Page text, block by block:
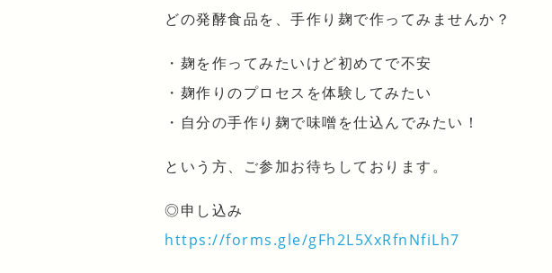
どの発酵食品を、手作り麹で作ってみませんか？
・麹を作ってみたいけど初めてで不安
・麹作りのプロセスを体験してみたい
・自分の手作り麹で味噌を仕込んでみたい！
という方、ご参加お待ちしております。
◎申し込み
https://forms.gle/gFh2L5XxRfnNfiLh7